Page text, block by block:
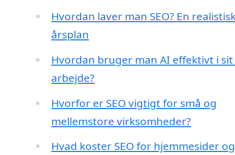
Hvordan laver man SEO? En
årsplan
Hvordan bruger man AI effektivt i sit
arbejde?
Hvorfor er SEO vigtigt for små og
mellemstore virksomheder?
Hvad koster SEO for hjemmesider og